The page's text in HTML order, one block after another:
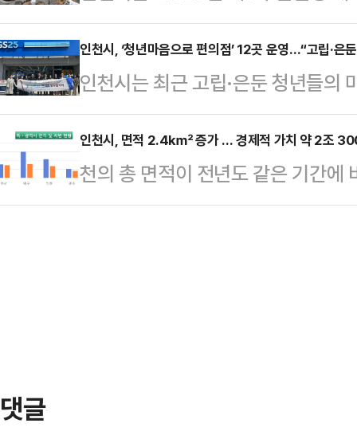
하…
사가 협력해 구성한 맞춤형 실무교
지노 분야에 취업을 희망하는 시민
등 우대) 중에서 교육 수료 후 즉시
교육 과정은 카지노 …
8개 군·구에서 총 14개 기업이 신
업’은 취약계층을 위한 일자리 창
를 실현하는 기업을 발굴하고, 이를
시장이 지정하는 기업을 의미한다.
예비사회적기업 지정을 희망하는
선정된 기업에는 정부의 ‘자생력 강
된다.주요 지원 …
인천시, ‘청년마음으로 편의점’ 12곳 운영…“고립·은
인천시는 최근 고립·은둔 청년들의
기 위해 GS리테일(GS25)과 ‘청년
결했다고 7일 밝혔다.‘청년마음으
을 통해 마음 건강의 어려움을 경험
들의 마음건강 회복과 성장을 지원
인천시, 면적 2.4㎢ 증가 … 경제적 가치 약 2조
천의 총 면적이 전년도 같은 기간
경제적 가치 증가로 집계됐다.인천
댓글